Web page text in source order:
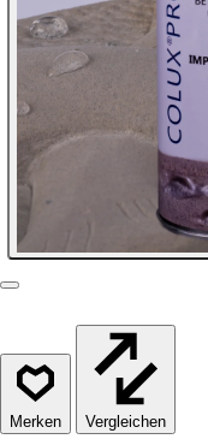
Vergleichen